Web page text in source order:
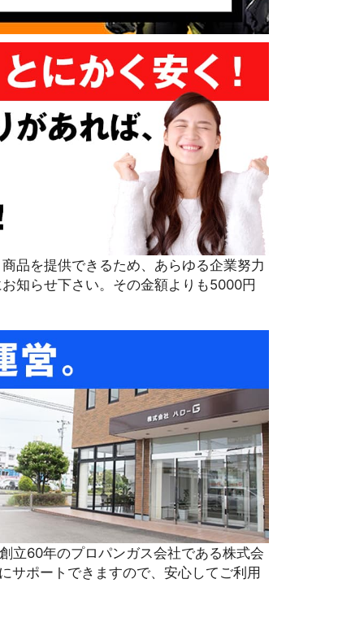
品を提供できるため、あらゆる企業努力
知らせ下さい。その金額よりも5000円
立60年のプロパンガス会社である株式会
サポートできますので、安心してご利用